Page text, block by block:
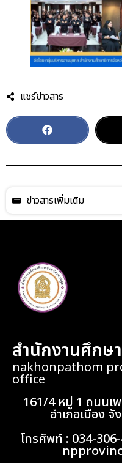
แชร์ข่าวสาร
ข่าวสารเพิ่มเติม
สำนักงานศึกษ
nakhonpathom
office
161/4 หมู่ 1 ถนนเ
อำเภอเมือง
โทรศัพท์ : 034-